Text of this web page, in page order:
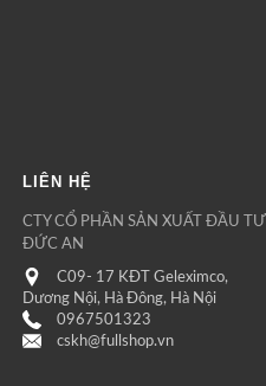
LIÊN HỆ
CTY CỔ PHẦN SẢN XUẤT ĐẦU TƯ
ĐỨC AN
C09- 17 KĐT Geleximco,
Dương Nội, Hà Đông, Hà Nội
0967501323
cskh@fullshop.vn